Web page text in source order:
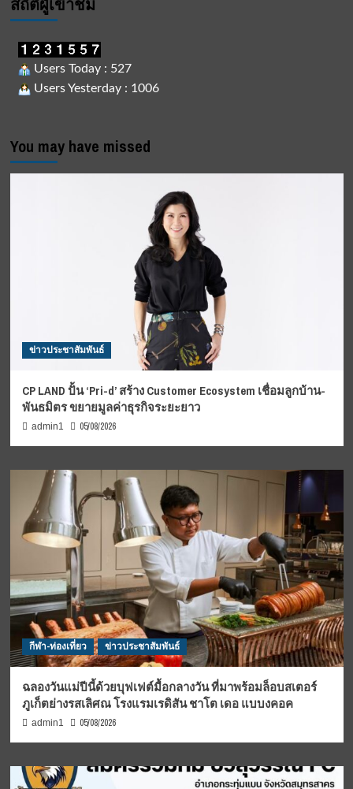
สถิติผูัเข้าชม
Users Today : 527
Users Yesterday : 1006
You may have missed
ข่าวประชาสัมพันธ์
CP LAND ปั้น ‘Pri-d’ สร้าง Customer Ecosystem เชื่อมลูกบ้าน-
พันธมิตร ขยายมูลค่าธุรกิจระยะยาว
admin1 05/08/2026
กีฬา-ท่องเที่ยว ข่าวประชาสัมพันธ์
ฉลองวันแม่ปีนี้ด้วยบุฟเฟต์มื้อกลางวัน ที่มาพร้อมล็อบสเตอร์
ภูเก็ตย่างรสเลิศณ โรงแรมเรดิสัน ชาโต เดอ แบบงคอค
admin1 05/08/2026